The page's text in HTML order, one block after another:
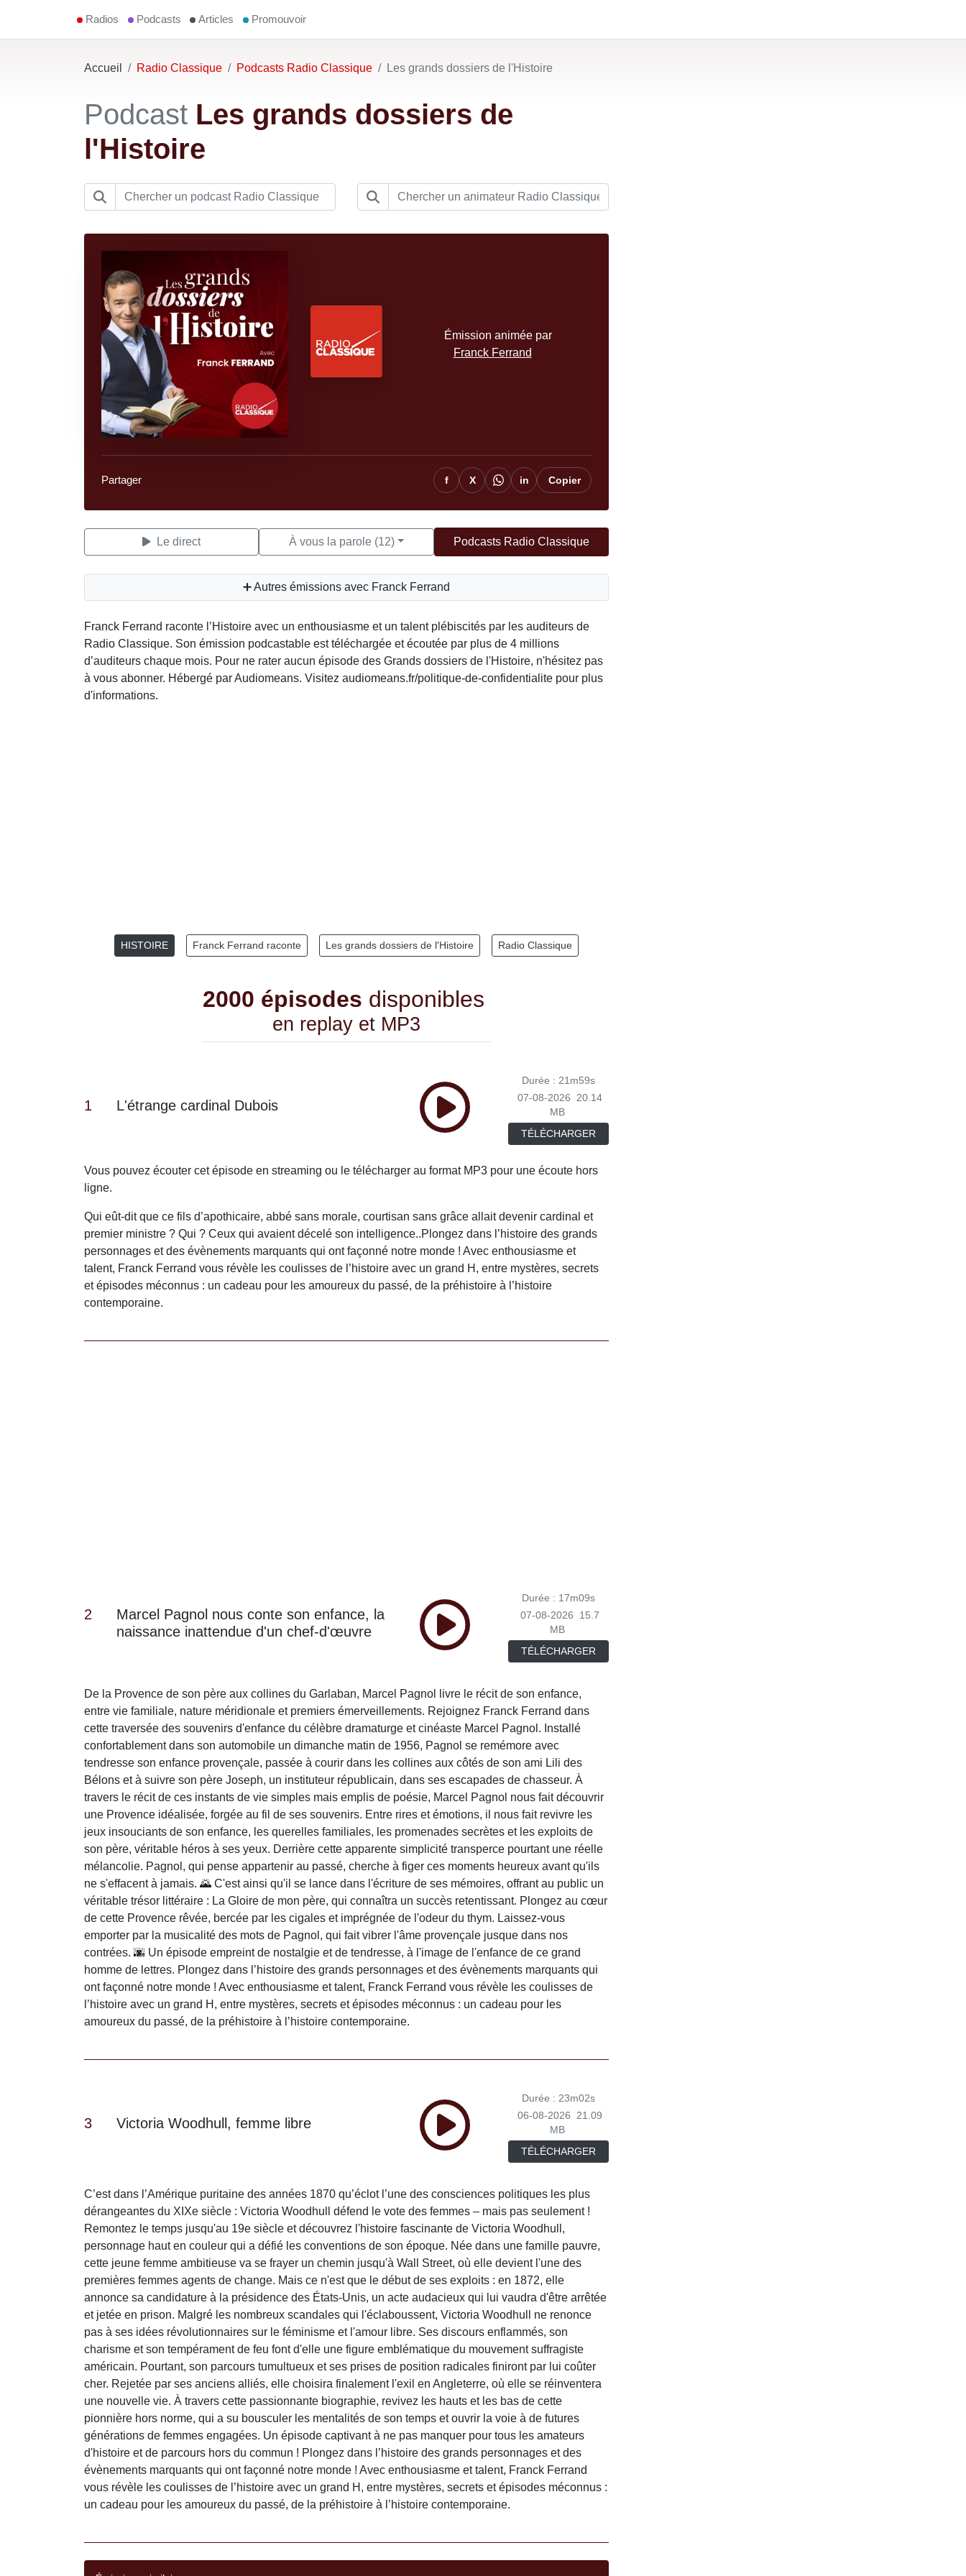
Radios Podcasts Articles Promouvoir
Accueil Radio Classique Podcasts Radio Classique Les grands dossiers de l'Histoire
Podcast Les grands dossiers de
l'Histoire
Émission animée par
Franck Ferrand
Partager f X in Copier
Le direct À vous la parole (12) Podcasts Radio Classique
➕ Autres émissions avec Franck Ferrand
Franck Ferrand raconte l’Histoire avec un enthousiasme et un talent plébiscités par les auditeurs de
Radio Classique. Son émission podcastable est téléchargée et écoutée par plus de 4 millions
d’auditeurs chaque mois. Pour ne rater aucun épisode des Grands dossiers de l'Histoire, n'hésitez pas
à vous abonner. Hébergé par Audiomeans. Visitez audiomeans.fr/politique-de-confidentialite pour plus
d'informations.
HISTOIRE Franck Ferrand raconte Les grands dossiers de l'Histoire Radio Classique
2000 épisodes disponibles
en replay et MP3
1 L'étrange cardinal Dubois
Durée : 21m59s
07-08-2026
20.14
MB
TÉLÉCHARGER
Vous pouvez écouter cet épisode en streaming ou le télécharger au format MP3 pour une écoute hors
ligne.
Qui eût-dit que ce fils d’apothicaire, abbé sans morale, courtisan sans grâce allait devenir cardinal et
premier ministre ? Qui ? Ceux qui avaient décelé son intelligence..Plongez dans l’histoire des grands
personnages et des évènements marquants qui ont façonné notre monde ! Avec enthousiasme et
talent, Franck Ferrand vous révèle les coulisses de l’histoire avec un grand H, entre mystères, secrets
et épisodes méconnus : un cadeau pour les amoureux du passé, de la préhistoire à l’histoire
contemporaine.
2
Marcel Pagnol nous conte son enfance, la
naissance inattendue d'un chef-d'œuvre
Durée : 17m09s
07-08-2026
15.7
MB
TÉLÉCHARGER
De la Provence de son père aux collines du Garlaban, Marcel Pagnol livre le récit de son enfance,
entre vie familiale, nature méridionale et premiers émerveillements. Rejoignez Franck Ferrand dans
cette traversée des souvenirs d'enfance du célèbre dramaturge et cinéaste Marcel Pagnol. Installé
confortablement dans son automobile un dimanche matin de 1956, Pagnol se remémore avec
tendresse son enfance provençale, passée à courir dans les collines aux côtés de son ami Lili des
Bélons et à suivre son père Joseph, un instituteur républicain, dans ses escapades de chasseur. À
travers le récit de ces instants de vie simples mais emplis de poésie, Marcel Pagnol nous fait découvrir
une Provence idéalisée, forgée au fil de ses souvenirs. Entre rires et émotions, il nous fait revivre les
jeux insouciants de son enfance, les querelles familiales, les promenades secrètes et les exploits de
son père, véritable héros à ses yeux. Derrière cette apparente simplicité transperce pourtant une réelle
mélancolie. Pagnol, qui pense appartenir au passé, cherche à figer ces moments heureux avant qu'ils
ne s'effacent à jamais. 🌄 C'est ainsi qu'il se lance dans l'écriture de ses mémoires, offrant au public un
véritable trésor littéraire : La Gloire de mon père, qui connaîtra un succès retentissant. Plongez au cœur
de cette Provence rêvée, bercée par les cigales et imprégnée de l'odeur du thym. Laissez-vous
emporter par la musicalité des mots de Pagnol, qui fait vibrer l'âme provençale jusque dans nos
contrées. 🌆 Un épisode empreint de nostalgie et de tendresse, à l'image de l'enfance de ce grand
homme de lettres. Plongez dans l’histoire des grands personnages et des évènements marquants qui
ont façonné notre monde ! Avec enthousiasme et talent, Franck Ferrand vous révèle les coulisses de
l’histoire avec un grand H, entre mystères, secrets et épisodes méconnus : un cadeau pour les
amoureux du passé, de la préhistoire à l’histoire contemporaine.
3 Victoria Woodhull, femme libre
Durée : 23m02s
06-08-2026
21.09
MB
TÉLÉCHARGER
C’est dans l’Amérique puritaine des années 1870 qu’éclot l’une des consciences politiques les plus
dérangeantes du XIXe siècle : Victoria Woodhull défend le vote des femmes – mais pas seulement !
Remontez le temps jusqu'au 19e siècle et découvrez l'histoire fascinante de Victoria Woodhull,
personnage haut en couleur qui a défié les conventions de son époque. Née dans une famille pauvre,
cette jeune femme ambitieuse va se frayer un chemin jusqu'à Wall Street, où elle devient l'une des
premières femmes agents de change. Mais ce n'est que le début de ses exploits : en 1872, elle
annonce sa candidature à la présidence des États-Unis, un acte audacieux qui lui vaudra d'être arrêtée
et jetée en prison. Malgré les nombreux scandales qui l'éclaboussent, Victoria Woodhull ne renonce
pas à ses idées révolutionnaires sur le féminisme et l'amour libre. Ses discours enflammés, son
charisme et son tempérament de feu font d'elle une figure emblématique du mouvement suffragiste
américain. Pourtant, son parcours tumultueux et ses prises de position radicales finiront par lui coûter
cher. Rejetée par ses anciens alliés, elle choisira finalement l'exil en Angleterre, où elle se réinventera
une nouvelle vie. À travers cette passionnante biographie, revivez les hauts et les bas de cette
pionnière hors norme, qui a su bousculer les mentalités de son temps et ouvrir la voie à de futures
générations de femmes engagées. Un épisode captivant à ne pas manquer pour tous les amateurs
d'histoire et de parcours hors du commun ! Plongez dans l’histoire des grands personnages et des
évènements marquants qui ont façonné notre monde ! Avec enthousiasme et talent, Franck Ferrand
vous révèle les coulisses de l’histoire avec un grand H, entre mystères, secrets et épisodes méconnus :
un cadeau pour les amoureux du passé, de la préhistoire à l’histoire contemporaine.